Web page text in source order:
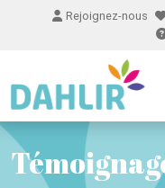
Rejoignez-nous